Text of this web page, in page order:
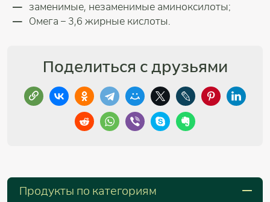
заменимые, незаменимые аминоксилоты;
Омега – 3,6 жирные кислоты.
Поделиться с друзьями
Продукты по категориям